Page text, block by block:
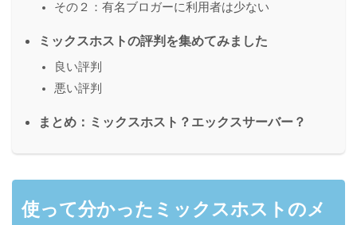
その２：有名ブロガーに利用者は少ない
ミックスホストの評判を集めてみました
良い評判
悪い評判
まとめ：ミックスホスト？エックスサーバー？
使って分かったミックスホストのメ